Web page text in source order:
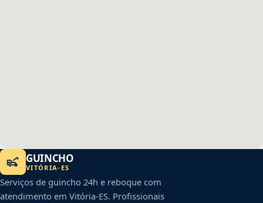
GUINCHO
VITÓRIA- ES
Serviços de guincho 24h e reboque com
atendimento em Vitória-ES. Profissionais